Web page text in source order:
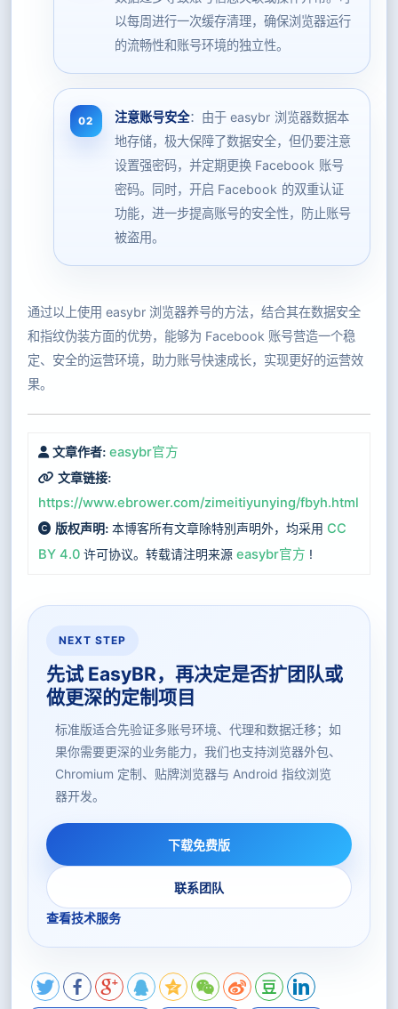
以每周进行一次缓存清理，确保浏览器运行
的流畅性和账号环境的独立性。
注意账号安全：由于 easybr 浏览器数据本
地存储，极大保障了数据安全，但仍要注意
设置强密码，并定期更换 Facebook 账号
密码。同时，开启 Facebook 的双重认证
功能，进一步提高账号的安全性，防止账号
被盗用。
通过以上使用 easybr 浏览器养号的方法，结合其在数据安全
和指纹伪装方面的优势，能够为 Facebook 账号营造一个稳
定、安全的运营环境，助力账号快速成长，实现更好的运营效
果。
文章作者: easybr官方
文章链接:
https://www.ebrower.com/zimeitiyunying/fbyh.html
版权声明: 本博客所有文章除特別声明外，均采用CC
BY 4.0 许可协议。转载请注明来源easybr官方 !
NEXT STEP
先试 EasyBR，再决定是否扩团队或
做更深的定制项目
标准版适合先验证多账号环境、代理和数据迁移；如
果你需要更深的业务能力，我们也支持浏览器外包、
Chromium 定制、贴牌浏览器与 Android 指纹浏览
器开发。
下载免费版
联系团队
查看技术服务